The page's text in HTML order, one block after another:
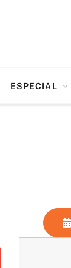
ESPECIAL